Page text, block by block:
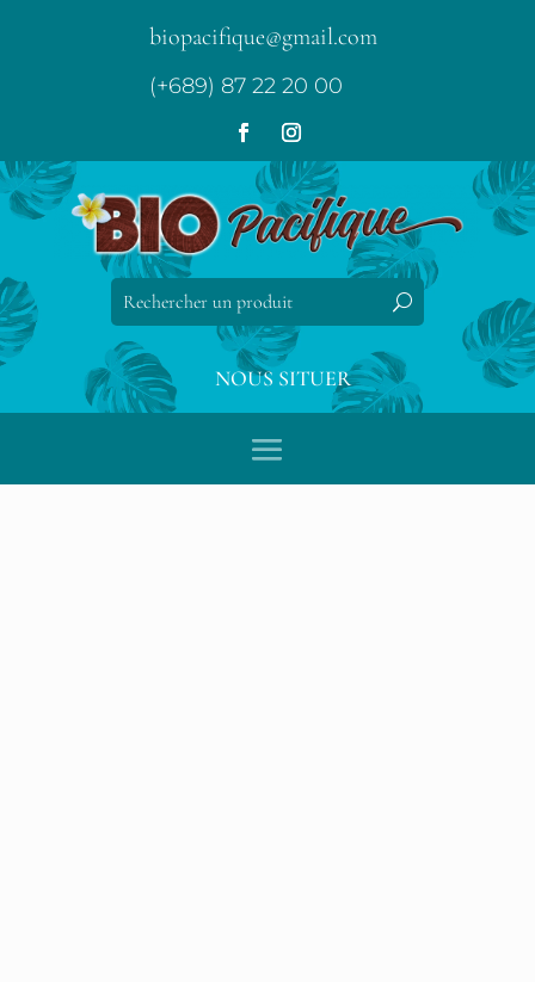
biopacifique@gmail.com
(+689) 87 22 20 00
NOUS SITUER